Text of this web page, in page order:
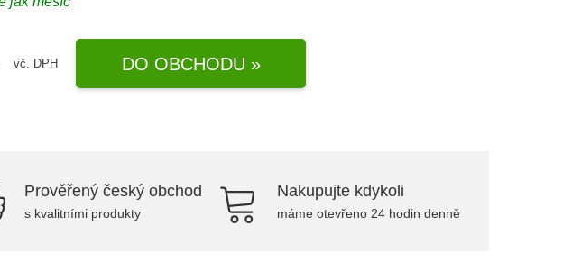
vč. DPH DO OBCHODU »
Prověřený český obchod
s kvalitními produkty
Nakupujte kdykoli
máme otevřeno 24 hodin denně